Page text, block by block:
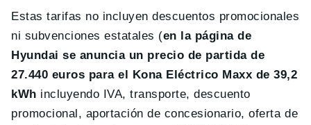
Estas tarifas no incluyen descuentos promocionales
ni subvenciones estatales (en la página de
Hyundai se anuncia un precio de partida de
27.440 euros para el Kona Eléctrico Maxx de 39,2
kWh incluyendo IVA, transporte, descuento
promocional, aportación de concesionario, oferta de